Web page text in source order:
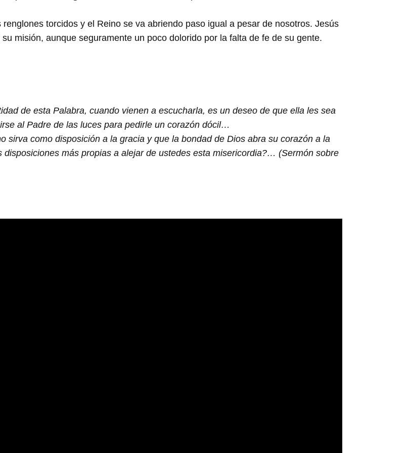
torcidos y el Reino se va abriendo paso igual a pesar de nosotros. Jesús
misión, aunque seguramente un poco dolorido por la falta de fe de su gente.
de esta Palabra, cuando vienen a escucharla, es un deseo de que ella les sea
al Padre de las luces para pedirle un corazón dócil…
sirva como disposición a la gracia y que la bondad de Dios abra su corazón a la
más propias a alejar de ustedes esta misericordia?… (Sermón sobre